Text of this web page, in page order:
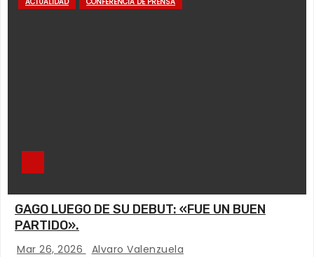
GAGO LUEGO DE SU DEBUT: «FUE UN BUEN
PARTIDO».
Mar 26, 2026 Alvaro Valenzuela